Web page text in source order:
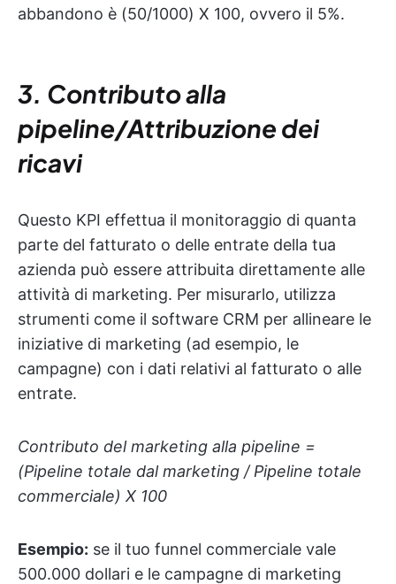
abbandono è (50/1000) X 100, ovvero il 5%.
3. Contributo alla
pipeline/Attribuzione dei
ricavi
Questo KPI effettua il monitoraggio di quanta
parte del fatturato o delle entrate della tua
azienda può essere attribuita direttamente alle
attività di marketing. Per misurarlo, utilizza
strumenti come il software CRM per allineare le
iniziative di marketing (ad esempio, le
campagne) con i dati relativi al fatturato o alle
entrate.
Contributo del marketing alla pipeline =
(Pipeline totale dal marketing / Pipeline totale
commerciale) X 100
Esempio: se il tuo funnel commerciale vale
500.000 dollari e le campagne di marketing